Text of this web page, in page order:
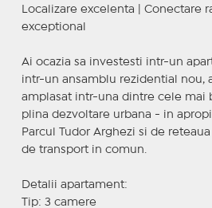
Localizare excelenta | Conectare
exceptional
Ai ocazia sa investesti intr-un
intr-un ansamblu rezidential nou,
amplasat intr-una dintre cele mai
plina dezvoltare urbana - in
Parcul Tudor Arghezi si de
de transport in comun.
Detalii apartament:
Tip: 3 camere